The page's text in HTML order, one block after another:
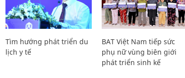
Tìm hướng phát triển du
lịch y tế
BAT Việt Nam tiếp sức
phụ nữ vùng biên giới
phát triển sinh kế